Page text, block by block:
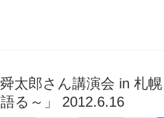
太郎さん講演会 in 札
る～」 2012.6.16